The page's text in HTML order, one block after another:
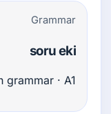
Grammar
soru eki
grammar · A1